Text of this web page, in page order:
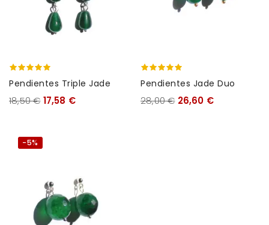
Pendientes Triple Jade
18,50 € 17,58 €
Pendientes Jade Duo
28,00 € 26,60 €
-5%